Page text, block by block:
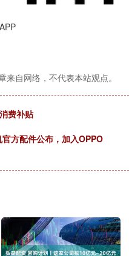
来自网络，不代表本站观点。
费补贴
方配件公布，加入OPPO